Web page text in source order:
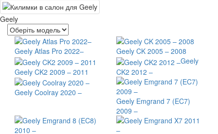
Geely
Geely Atlas Pro 2022– Geely CK 2005 – 2008
Geely CK2 2009 – 2011
Geely
CK2 2012 –
Geely Coolray 2020 –
Geely Emgrand 7 (EC7)
2009 –